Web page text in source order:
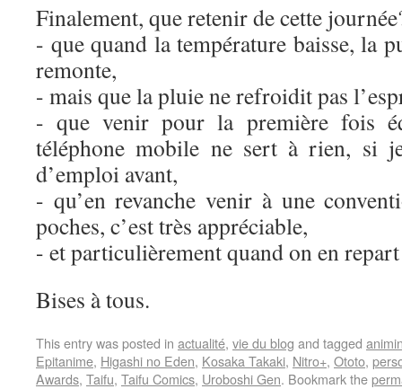
Finalement, que retenir de cette
- que quand la température baisse, la
remonte,
- mais que la pluie ne refroidit pas
- que venir pour la première fois
téléphone mobile ne sert à rien, si
d’emploi avant,
- qu’en revanche venir à une
poches, c’est très appréciable,
- et particulièrement quand on en
Bises à tous.
This entry was posted in actualité, vie du blog and tagged
Epitanime, Higashi no Eden, Kosaka Takaki, Nitro+, Ototo,
Awards, Taifu, Taifu Comics, Uroboshi Gen. Bookmark the